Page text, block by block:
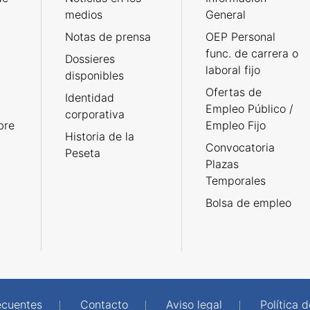
medios
Notas de prensa
Dossieres
disponibles
Identidad
corporativa
Historia de la
Peseta
General
OEP Personal
func. de carrera o
laboral fijo
Ofertas de
Empleo Público /
Empleo Fijo
Convocatoria
Plazas
Temporales
Bolsa de empleo
Contacto Aviso legal Política